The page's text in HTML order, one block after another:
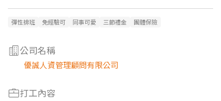
彈性排班 免經驗可 同事可愛 三節禮金 團體保險
公司名稱
優誠人資管理顧問有限公司
打工內容